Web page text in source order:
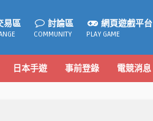
易區 討論區
COMMUNITY
網頁遊戲平台
PLAY GAME
日本手遊 事前登錄 電競消息